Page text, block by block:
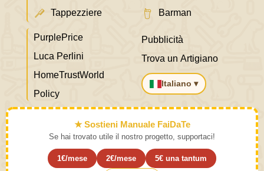
Tappezziere
Barman
PurplePrice
Luca Perlini
HomeTrustWorld
Policy
Pubblicità
Trova un Artigiano
Italiano ▾
★ Sostieni Manuale FaiDaTe
Se hai trovato utile il nostro progetto, supportaci!
1€/mese 2€/mese 5€ una tantum